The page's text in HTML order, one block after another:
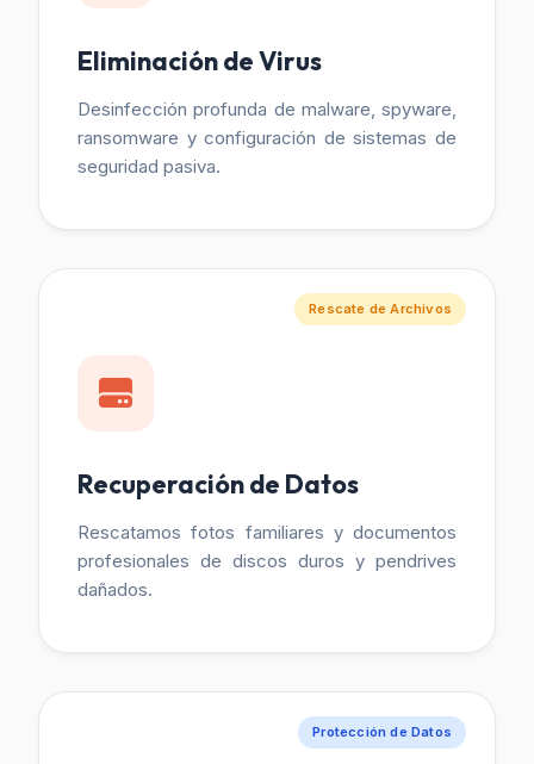
Eliminación de Virus
Desinfección profunda de malware, spyware,
ransomware y configuración de sistemas de
seguridad pasiva.
Rescate de Archivos
Recuperación de Datos
Rescatamos fotos familiares y documentos
profesionales de discos duros y pendrives
dañados.
Protección de Datos